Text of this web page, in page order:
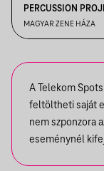
PERCUSSION
MAGYAR ZENE HÁZA
A Telekom
feltöltheti saját
nem szponzora
eseménynél